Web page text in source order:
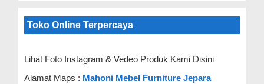
Toko Online Terpercaya
Lihat Foto Instagram & Vedeo Produk Kami Disini
Alamat Maps : Mahoni Mebel Furniture Jepara